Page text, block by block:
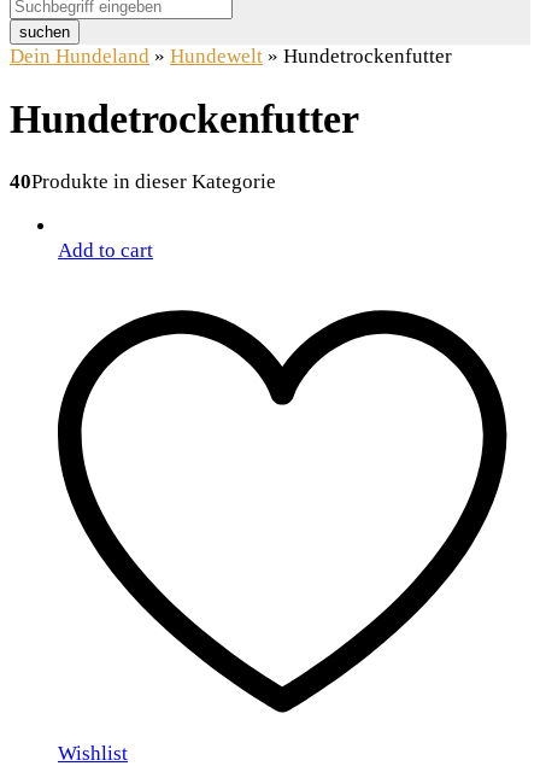
suchen
Dein Hundeland » Hundewelt » Hundetrockenfutter
Hundetrockenfutter
40Produkte in dieser Kategorie
Add to cart
Wishlist